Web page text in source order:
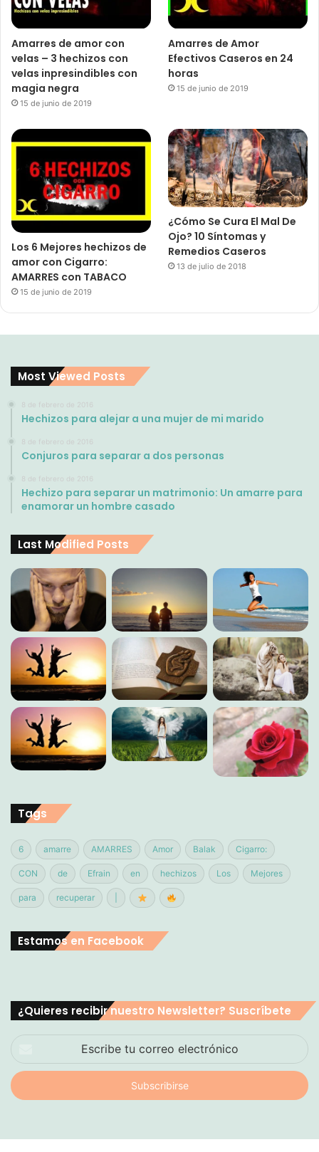
Amarres de amor con
velas – 3 hechizos con
velas inpresindibles con
magia negra
15 de junio de 2019
Amarres de Amor
Efectivos Caseros en 24
horas
15 de junio de 2019
Los 6 Mejores hechizos de
amor con Cigarro:
AMARRES con TABACO
15 de junio de 2019
¿Cómo Se Cura El Mal De
Ojo? 10 Síntomas y
Remedios Caseros
13 de julio de 2018
Most Viewed Posts
8 de febrero de 2016
Hechizos para alejar a una mujer de mi marido
8 de febrero de 2016
Conjuros para separar a dos personas
8 de febrero de 2016
Hechizo para separar un matrimonio: Un amarre para
enamorar un hombre casado
Last Modified Posts
Tags
6 amarre AMARRES Amor Balak Cigarro:
CON de Efrain en hechizos Los Mejores
para recuperar
Estamos en Facebook
¿Quieres recibir nuestro Newsletter? Suscríbete
correo
electrónico